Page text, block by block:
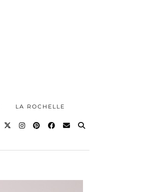
LA ROCHELLE